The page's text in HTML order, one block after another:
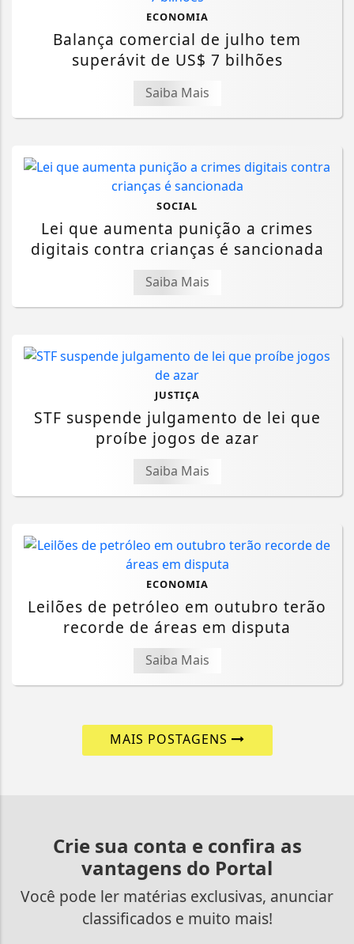
ECONOMIA
Balança comercial de julho tem
superávit de US$ 7 bilhões
Saiba Mais
SOCIAL
Lei que aumenta punição a crimes
digitais contra crianças é sancionada
Saiba Mais
JUSTIÇA
STF suspende julgamento de lei que
proíbe jogos de azar
Saiba Mais
ECONOMIA
Leilões de petróleo em outubro terão
recorde de áreas em disputa
Saiba Mais
MAIS POSTAGENS
Crie sua conta e confira as
vantagens do Portal
Você pode ler matérias exclusivas, anunciar
classificados e muito mais!